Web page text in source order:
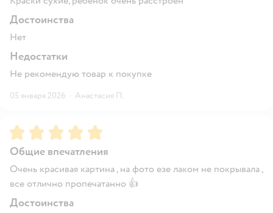
Достоинства
Нет
Недостатки
Не рекомендую товар к покупке
05 января 2026 · Анастасия П.
Рейтинг:5
Общие впечатления
Очень красивая картина , на фото езе лаком не покрывала ,
все отлично пропечатанно 👍
Достоинства